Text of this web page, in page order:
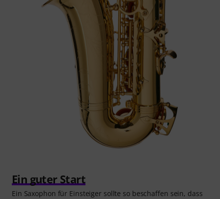
Ein guter Start
Ein Saxophon für Einsteiger sollte so beschaffen sein, dass